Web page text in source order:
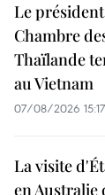
Le
Chambre
Thaïlande
au Vietnam
07/08/2026 15:17
La visite
en